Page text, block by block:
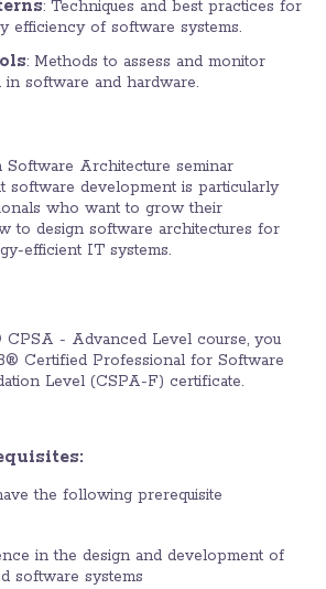
: Techniques and best practices for
efficiency of software systems.
: Methods to assess and monitor
software and hardware.
Architecture seminar
software development is particularly
who want to grow their
to design software architectures for
efficient IT systems.
- Advanced Level course, you
Certified Professional for Software
Level (CSPA-F) certificate.
the following prerequisite
in the design and development of
software systems